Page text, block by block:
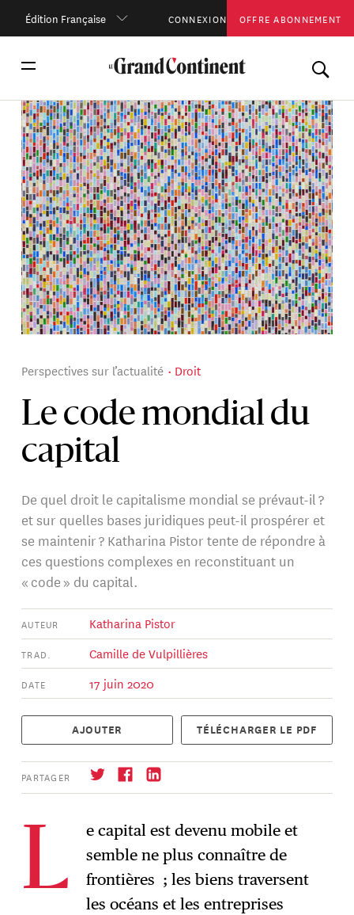
Édition Française CONNEXION OFFRE ABONNEMENT
Le code mondial du
capital
Perspectives sur l’actualité Droit
De quel droit le capitalisme mondial se prévaut-il ?
et sur quelles bases juridiques peut-il prospérer et
se maintenir ? Katharina Pistor tente de répondre à
ces questions complexes en reconstituant un
« code » du capital.
AUTEUR Katharina Pistor
TRAD. Camille de Vulpillières
DATE 17 juin 2020
AJOUTER TÉLÉCHARGER LE PDF
PARTAGER
S'abonner
L
e capital est devenu mobile et
semble ne plus connaître de
frontières ; les biens traversent
les océans et les entreprises